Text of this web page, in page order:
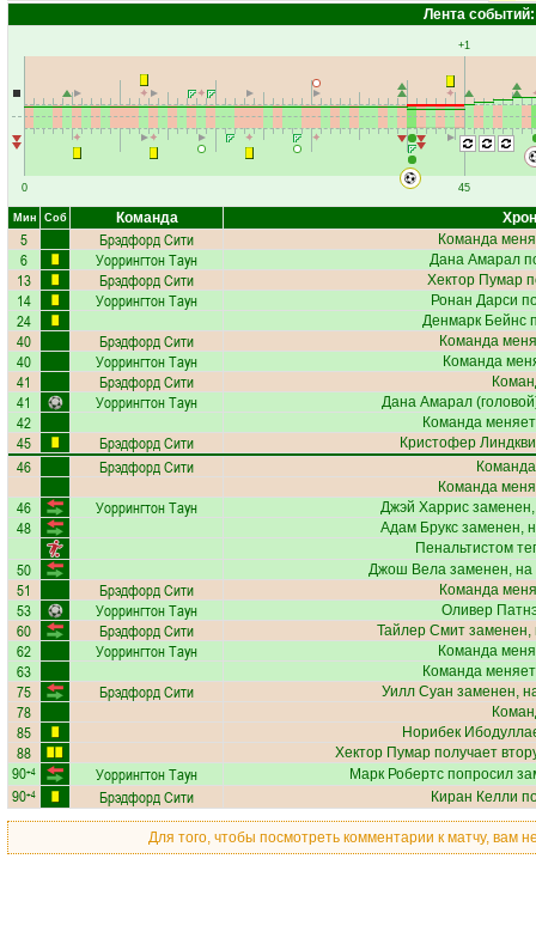
Лента событий:
0
+1
45
Мин Соб Команда
5 Брэдфорд Сити Команда
6 Уоррингтон Таун Дана Амарал
13 Брэдфорд Сити Хектор Пумар
14 Уоррингтон Таун Ронан Дарси
24 Денмарк Бейнс
40 Брэдфорд Сити Команда
40 Уоррингтон Таун Команда
41 Брэдфорд Сити
41 Уоррингтон Таун Дана Амарал
42 Команда
45 Брэдфорд Сити Кристофер
46 Брэдфорд Сити
Команда
46 Уоррингтон Таун Джэй Харрис
48 Адам Брукс заменен,
Пенальтистом
50 Джош Велазаменен, на
51 Брэдфорд Сити Команда
53 Уоррингтон Таун Оливер
60 Брэдфорд Сити Тайлер Смит заменен,
62 Уоррингтон Таун Команда
63 Команда
75 Брэдфорд Сити Уилл Суан заменен,
78
85 Норибек
88 Хектор Пумарполучает
90+4 Уоррингтон Таун Марк Робертс попросил
90+4 Брэдфорд Сити Киран Келли
Для того, чтобы посмотреть комментарии к матчу, вам